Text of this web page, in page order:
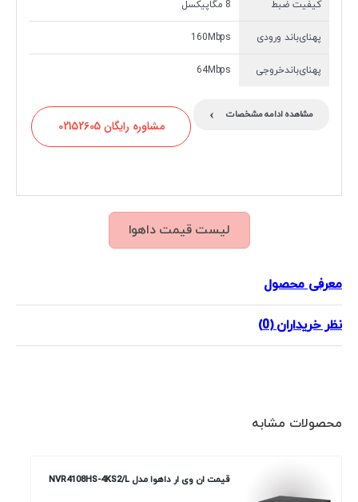
کیفیت ضبط 8 مگاپیکسل
پهنای‌باند ورودی 160Mbps
پهنای‌باندخروجی 64Mbps
مشاهده ادامه مشخصات ›
مشاوره رایگان 02152605
لیست قیمت داهوا
معرفی محصول
نظر خریداران (0)
محصولات مشابه
قیمت ان وی ار داهوا مدل NVR4108HS-4KS2/L